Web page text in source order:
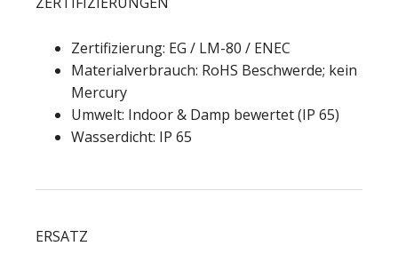
Zertifizierung: EG / LM-80 / ENEC
Materialverbrauch: RoHS Beschwerde; kein
Mercury
Umwelt: Indoor & Damp bewertet (IP 65)
Wasserdicht: IP 65
ERSATZ